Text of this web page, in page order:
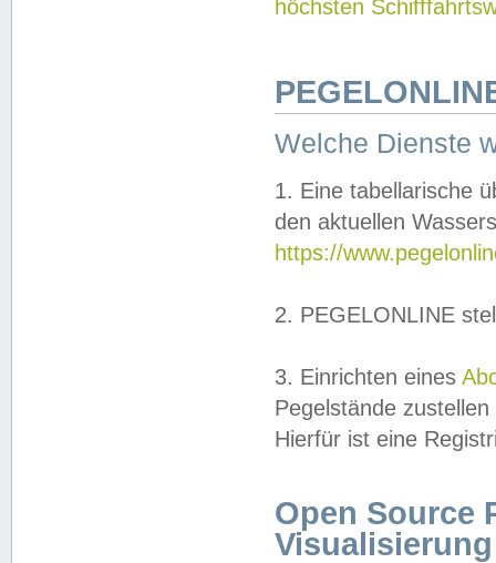
höchsten
Welche Dienste
1. Eine tabellarische
den aktuellen
https://
2. PEGELONLINE
3. Einrichten eines
Pegelstände
Hierfür ist eine
Open Source
Visualisierung